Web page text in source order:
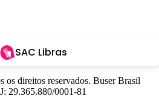
SAC Libras
direitos reservados. Buser Brasil
29.365.880/0001-81